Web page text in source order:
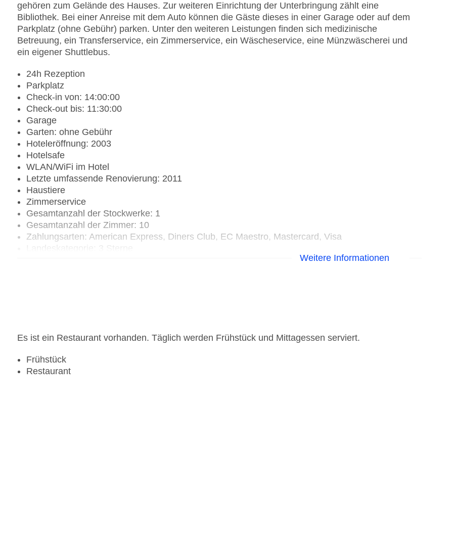
gehören zum Gelände des Hauses. Zur weiteren Einrichtung der Unterbringung zählt eine
Bibliothek. Bei einer Anreise mit dem Auto können die Gäste dieses in einer Garage oder auf dem
Parkplatz (ohne Gebühr) parken. Unter den weiteren Leistungen finden sich medizinische
Betreuung, ein Transferservice, ein Zimmerservice, ein Wäscheservice, eine Münzwäscherei und
ein eigener Shuttlebus.
24h Rezeption
Parkplatz
Check-in von: 14:00:00
Check-out bis: 11:30:00
Garage
Garten: ohne Gebühr
Hoteleröffnung: 2003
Hotelsafe
WLAN/WiFi im Hotel
Letzte umfassende Renovierung: 2011
Haustiere
Zimmerservice
Gesamtanzahl der Stockwerke: 1
Gesamtanzahl der Zimmer: 10
Zahlungsarten: American Express, Diners Club, EC Maestro, Mastercard, Visa
Weitere Informationen
Es ist ein Restaurant vorhanden. Täglich werden Frühstück und Mittagessen serviert.
Frühstück
Restaurant